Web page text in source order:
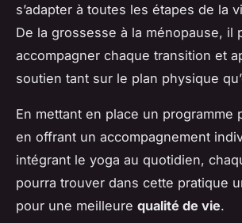
s’adapter à toutes les étapes de la
De la grossesse à la ménopause, il
accompagner chaque transition et
soutien tant sur le plan physique
En mettant en place un programme
en offrant un accompagnement
intégrant le yoga au quotidien,
pourra trouver dans cette pratique
pour une meilleure qualité de vie.